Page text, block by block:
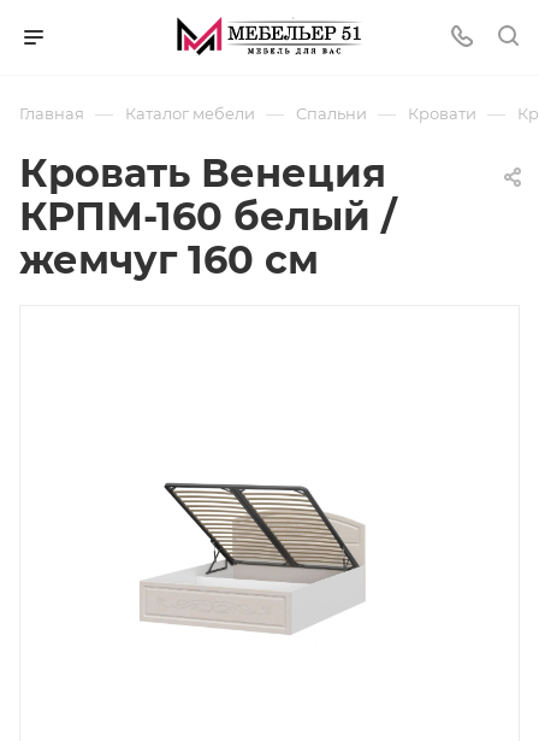
Главная — Каталог мебели — Спальни — Кровати —
Кровать Венеция
КРПМ-160 белый /
жемчуг 160 см